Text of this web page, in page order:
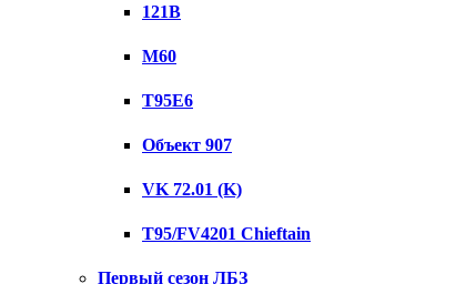
121B
M60
T95E6
Объект 907
VK 72.01 (K)
T95/FV4201 Chieftain
Первый сезон ЛБЗ